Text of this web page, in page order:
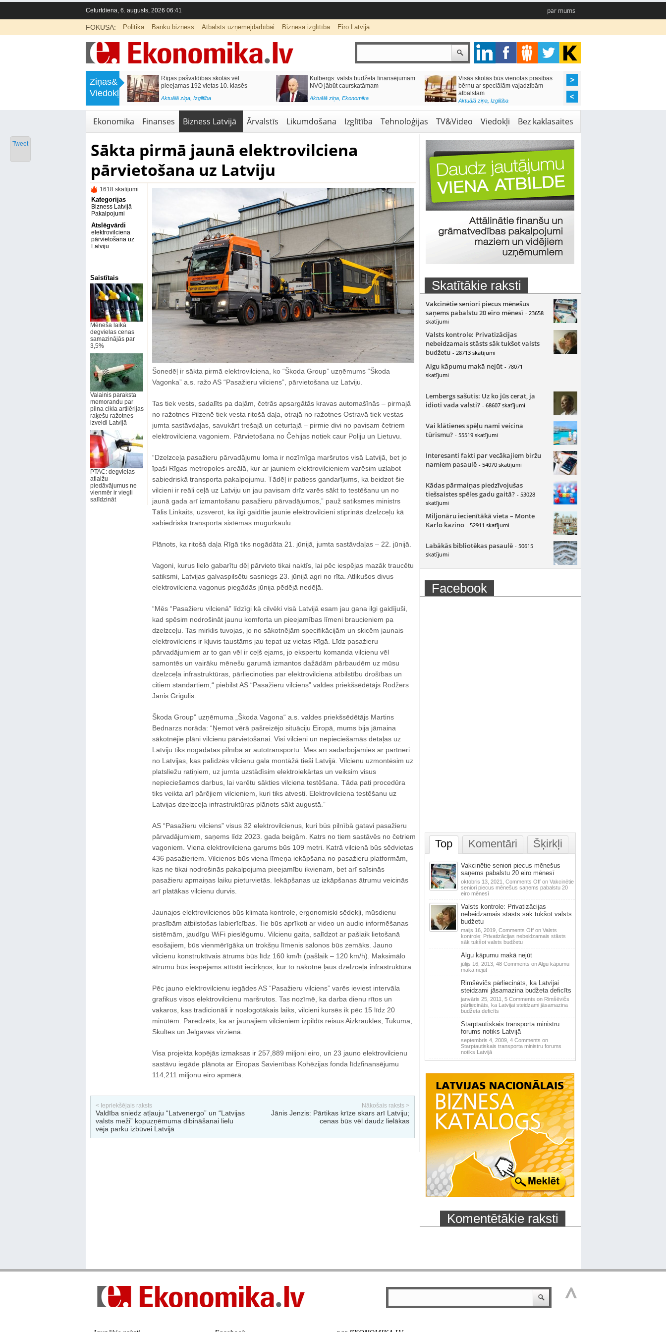
Ceturtdiena, 6. augusts, 2026 06:41 par mums
FOKUSĀ: Politika Banku bizness Atbalsts uzņēmējdarbībai Biznesa izglītība Eiro Latvijā
Ziņas&
Viedokļi
Mēneša laikā degvielas cenas
Rīgas pašvaldības skolās vēl
pieejamas 192 vietas 10. klasēs
Aktuālā ziņa, Izglītība
Kulbergs: valsts budžeta finansējumam
NVO jābūt caurskatāmam
Aktuālā ziņa, Ekonomika
Visās skolās būs vienotas prasības
bērnu ar speciālām vajadzībām
atbalstam
Aktuālā ziņa, Izglītība
Ekonomika Finanses Bizness Latvijā Ārvalstīs Likumdošana Izglītība Tehnoloģijas TV&Video Viedokļi Bez kaklasaites
Sākta pirmā jaunā elektrovilciena
pārvietošana uz Latviju
1618 skatījumi
Kategorijas
Bizness Latvijā
Pakalpojumi
Atslēgvārdi
elektrovilciena
pārvietošana uz
Latviju
Saistītais
Mēneša laikā
degvielas cenas
samazinājās par
3,5%
Valainis paraksta
memorandu par
pilna cikla artilērijas
raķešu ražotnes
izveidi Latvijā
PTAC: degvielas
atlaižu
piedāvājumus ne
vienmēr ir viegli
salīdzināt
Šonedēļ ir sākta pirmā elektrovilciena, ko “Škoda Group” uzņēmums “Škoda
Vagonka” a.s. ražo AS “Pasažieru vilciens”, pārvietošana uz Latviju.
Tas tiek vests, sadalīts pa daļām, četrās apsargātās kravas automašīnās – pirmajā
no ražotnes Pilzenē tiek vesta ritošā daļa, otrajā no ražotnes Ostravā tiek vestas
jumta sastāvdaļas, savukārt trešajā un ceturtajā – pirmie divi no pavisam četriem
elektrovilciena vagoniem. Pārvietošana no Čehijas notiek caur Poliju un Lietuvu.
“Dzelzceļa pasažieru pārvadājumu loma ir nozīmīga maršrutos visā Latvijā, bet jo
īpaši Rīgas metropoles areālā, kur ar jauniem elektrovilcieniem varēsim uzlabot
sabiedriskā transporta pakalpojumu. Tādēļ ir patiess gandarījums, ka beidzot šie
vilcieni ir reāli ceļā uz Latviju un jau pavisam drīz varēs sākt to testēšanu un no
jaunā gada arī izmantošanu pasažieru pārvadājumos,” pauž satiksmes ministrs
Tālis Linkaits, uzsverot, ka ilgi gaidītie jaunie elektrovilcieni stiprinās dzelzceļu kā
sabiedriskā transporta sistēmas mugurkaulu.
Plānots, ka ritošā daļa Rīgā tiks nogādāta 21. jūnijā, jumta sastāvdaļas – 22. jūnijā.
Vagoni, kurus lielo gabarītu dēļ pārvieto tikai naktīs, lai pēc iespējas mazāk traucētu
satiksmi, Latvijas galvaspilsētu sasniegs 23. jūnijā agri no rīta. Atlikušos divus
elektrovilciena vagonus piegādās jūnija pēdējā nedēļā.
“Mēs “Pasažieru vilcienā” līdzīgi kā cilvēki visā Latvijā esam jau gana ilgi gaidījuši,
kad spēsim nodrošināt jaunu komforta un pieejamības līmeni braucieniem pa
dzelzceļu. Tas mirklis tuvojas, jo no sākotnējām specifikācijām un skicēm jaunais
elektrovilciens ir kļuvis taustāms jau tepat uz vietas Rīgā. Līdz pasažieru
pārvadājumiem ar to gan vēl ir ceļš ejams, jo ekspertu komanda vilcienu vēl
samontēs un vairāku mēnešu garumā izmantos dažādām pārbaudēm uz mūsu
dzelzceļa infrastruktūras, pārliecinoties par elektrovilciena atbilstību drošības un
citiem standartiem,“ piebilst AS “Pasažieru vilciens” valdes priekšsēdētājs Rodžers
Jānis Grigulis.
Škoda Group” uzņēmuma „Škoda Vagona“ a.s. valdes priekšsēdētājs Martins
Bednarzs norāda: “Ņemot vērā pašreizējo situāciju Eiropā, mums bija jāmaina
sākotnējie plāni vilcienu pārvietošanai. Visi vilcieni un nepieciešamās detaļas uz
Latviju tiks nogādātas pilnībā ar autotransportu. Mēs arī sadarbojamies ar partneri
no Latvijas, kas palīdzēs vilcienu gala montāžā tieši Latvijā. Vilcienu uzmontēsim uz
platsliežu ratiņiem, uz jumta uzstādīsim elektroiekārtas un veiksim visus
nepieciešamos darbus, lai varētu sākties vilciena testēšana. Tāda pati procedūra
tiks veikta arī pārējiem vilcieniem, kuri tiks atvesti. Elektrovilciena testēšanu uz
Latvijas dzelzceļa infrastruktūras plānots sākt augustā.”
AS “Pasažieru vilciens” visus 32 elektrovilcienus, kuri būs pilnībā gatavi pasažieru
pārvadājumiem, saņems līdz 2023. gada beigām. Katrs no tiem sastāvēs no četriem
vagoniem. Viena elektrovilciena garums būs 109 metri. Katrā vilcienā būs sēdvietas
436 pasažieriem. Vilcienos būs viena līmeņa iekāpšana no pasažieru platformām,
kas ne tikai nodrošinās pakalpojuma pieejamību ikvienam, bet arī saīsinās
pasažieru apmaiņas laiku pieturvietās. Iekāpšanas uz izkāpšanas ātrumu veicinās
arī platākas vilcienu durvis.
Jaunajos elektrovilcienos būs klimata kontrole, ergonomiski sēdekļi, mūsdienu
prasībām atbilstošas labierīcības. Tie būs aprīkoti ar video un audio informēšanas
sistēmām, jaudīgu WiFi pieslēgumu. Vilcienu gaita, salīdzot ar pašlaik lietošanā
esošajiem, būs vienmērīgāka un trokšņu līmenis salonos būs zemāks. Jauno
vilcienu konstruktīvais ātrums būs līdz 160 km/h (pašlaik – 120 km/h). Maksimālo
ātrumu būs iespējams attīstīt iecirkņos, kur to nākotnē ļaus dzelzceļa infrastruktūra.
Pēc jauno elektrovilcienu iegādes AS “Pasažieru vilciens” varēs ieviest intervāla
grafikus visos elektrovilcienu maršrutos. Tas nozīmē, ka darba dienu rītos un
vakaros, kas tradicionāli ir noslogotākais laiks, vilcieni kursēs ik pēc 15 līdz 20
minūtēm. Paredzēts, ka ar jaunajiem vilcieniem izpildīs reisus Aizkraukles, Tukuma,
Skultes un Jelgavas virzienā.
Visa projekta kopējās izmaksas ir 257,889 miljoni eiro, un 23 jauno elektrovilcienu
sastāvu iegāde plānota ar Eiropas Savienības Kohēzijas fonda līdzfinansējumu
114,211 miljonu eiro apmērā.
< Iepriekšējais raksts
Valdība sniedz atļauju “Latvenergo” un “Latvijas
valsts meži” kopuzņēmuma dibināšanai lielu
vēja parku izbūvei Latvijā
Nākošais raksts >
Jānis Jenzis: Pārtikas krīze skars arī Latviju;
cenas būs vēl daudz lielākas
Skatītākie raksti
Vakcinētie seniori piecus mēnešus
saņems pabalstu 20 eiro mēnesī - 23658
skatījumi
Valsts kontrole: Privatizācijas
nebeidzamais stāsts sāk tukšot valsts
budžetu - 28713 skatījumi
Algu kāpumu makā nejūt - 78071
skatījumi
Lembergs sašutis: Uz ko jūs cerat, ja
idioti vada valsti? - 68607 skatījumi
Vai klātienes spēļu nami veicina
tūrismu? - 55519 skatījumi
Interesanti fakti par vecākajiem biržu
namiem pasaulē - 54070 skatījumi
Kādas pārmaiņas piedzīvojušas
tiešsaistes spēles gadu gaitā? - 53028
skatījumi
Miljonāru iecienītākā vieta – Monte
Karlo kazino - 52911 skatījumi
Labākās bibliotēkas pasaulē - 50615
skatījumi
Facebook
Top Komentāri Šķirkļi
Vakcinētie seniori piecus mēnešus
saņems pabalstu 20 eiro mēnesī
oktobris 13, 2021, Comments Offon Vakcinētie
seniori piecus mēnešus saņems pabalstu 20
eiro mēnesī
Valsts kontrole: Privatizācijas
nebeidzamais stāsts sāk tukšot valsts
budžetu
maijs 16, 2019, Comments Offon Valsts
kontrole: Privatizācijas nebeidzamais stāsts
sāk tukšot valsts budžetu
Algu kāpumu makā nejūt
jūlijs 16, 2013, 48 Comments on Algu kāpumu
makā nejūt
Rimšēvičs pārliecināts, ka Latvijai
steidzami jāsamazina budžeta deficīts
janvāris 25, 2011, 5 Comments on Rimšēvičs
pārliecināts, ka Latvijai steidzami jāsamazina
budžeta deficīts
Starptautiskais transporta ministru
forums notiks Latvijā
septembris 4, 2009, 4 Comments on
Starptautiskais transporta ministru forums
notiks Latvijā
Komentētākie raksti
Tweet